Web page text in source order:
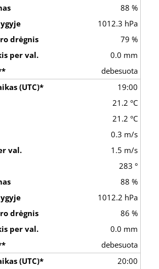
88 %
1012.3 hPa
79 %
0.0 mm
debesuota
19:00
21.2 °C
21.2 °C
0.3 m/s
1.5 m/s
283 °
88 %
1012.2 hPa
86 %
0.0 mm
debesuota
20:00